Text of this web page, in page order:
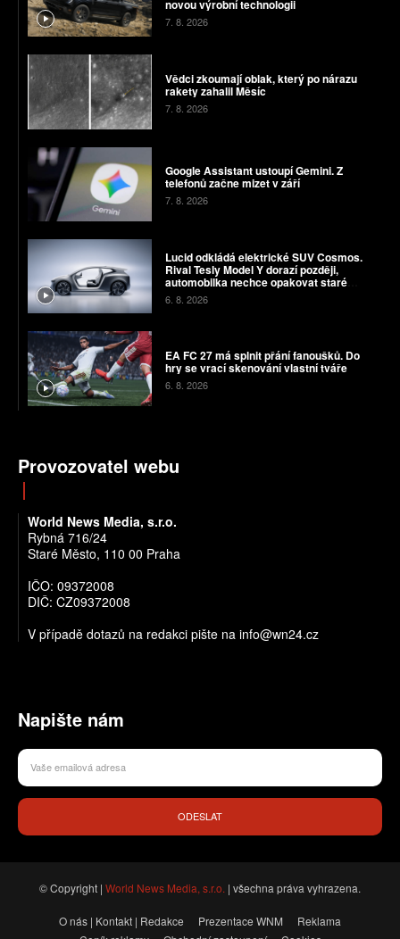
novou výrobní technologii
7. 8. 2026
Vědci zkoumají oblak, který po nárazu
rakety zahalil Měsíc
7. 8. 2026
Google Assistant ustoupí Gemini. Z
telefonů začne mizet v září
7. 8. 2026
Lucid odkládá elektrické SUV Cosmos.
Rival Tesly Model Y dorazí později,
automobilka nechce opakovat staré
chyby
6. 8. 2026
EA FC 27 má splnit přání fanoušků. Do
hry se vrací skenování vlastní tváře
6. 8. 2026
Provozovatel webu
World News Media, s.r.o.
Rybná 716/24
Staré Město, 110 00 Praha
IČO: 09372008
DIČ: CZ09372008
V případě dotazů na redakci pište na info@wn24.cz
Napište nám
ODESLAT
© Copyright | World News Media, s.r.o. | všechna práva vyhrazena.
O nás | Kontakt | Redakce Prezentace WNM
Reklama